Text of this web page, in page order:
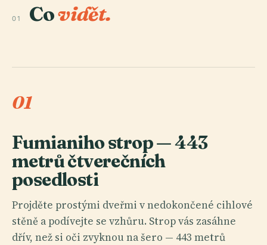
01 Covidět.
01
Fumianiho strop — 443
metrů čtverečních
posedlosti
Projděte prostými dveřmi v nedokončené cihlové
stěně a podívejte se vzhůru. Strop vás zasáhne
dřív, než si oči zvyknou na šero — 443 metrů